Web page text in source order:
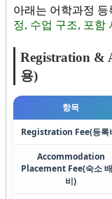
아래는 어학과정
정, 수업 구조, 포함
Registration &
용)
항목
Registration Fee(등록
Accommodation
Placement Fee(숙소
비)